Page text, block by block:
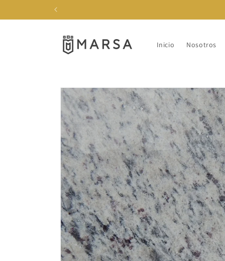
al contenido
Inicio Nosotros
directamente
a la
información
del producto